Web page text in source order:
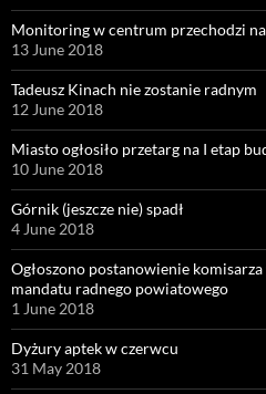
Monitoring w centrum przechodzi
13 June 2018
Tadeusz Kinach nie zostanie radnym
12 June 2018
Miasto ogłosiło przetarg na I etap
10 June 2018
Górnik (jeszcze nie) spadł
4 June 2018
Ogłoszono postanowienie
mandatu radnego powiatowego
1 June 2018
Dyżury aptek w czerwcu
31 May 2018